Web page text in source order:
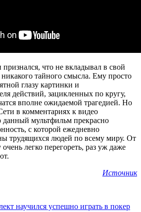
что не вкладывал в свой
тайного смысла. Ему просто
глазу картинки и
действий, зацикленных по кругу,
вполне ожидаемой трагедией. Но
в комментариях к видео
данный мультфильм прекрасно
с которой ежедневно
трудящихся людей по всему миру. От
легко перегореть, раз уж даже
Источник
научился успешно играть в покер